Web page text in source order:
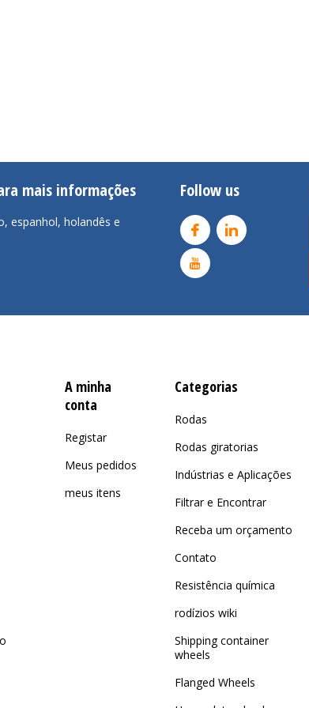
mais informações
espanhol, holandês e
Follow us
A minha
conta
Registar
Meus pedidos
meus itens
Categorias
Rodas
Rodas giratorias
Indústrias e Aplicações
Filtrar e Encontrar
Receba um orçamento
Contato
Resistência química
rodízios wiki
Shipping container
wheels
Flanged Wheels